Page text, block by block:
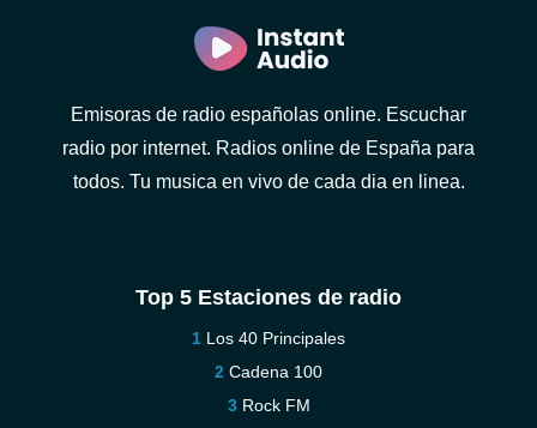
Emisoras de radio españolas online. Escuchar
radio por internet. Radios online de España para
todos. Tu musica en vivo de cada dia en linea.
Top 5 Estaciones de radio
Los 40 Principales
Cadena 100
Rock FM